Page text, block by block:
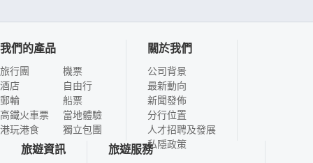
我們的產品
旅行團
酒店
郵輪
高鐵火車票
港玩港食
機票
自由行
船票
當地體驗
獨立包團
關於我們
公司背景
最新動向
新聞發佈
分行位置
人才招聘及發展
私隱政策
旅遊資訊 旅遊服務